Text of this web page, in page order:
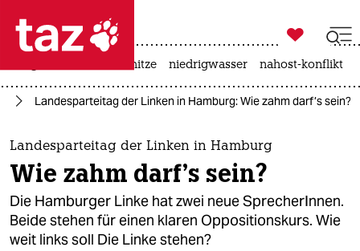
 taz zahl ich
taz zahl ich
themen
politik
öko

taz zahl ich
hitze niedrigwasser nahost-konflikt
Landesparteitag der Linken in Hamburg: Wie zahm darf’s sein?
Landesparteitag der Linken in Hamburg
Wie zahm darf’s sein?
Die Hamburger Linke hat zwei neue SprecherInnen.
Beide stehen für einen klaren Oppositionskurs. Wie
weit links soll Die Linke stehen?